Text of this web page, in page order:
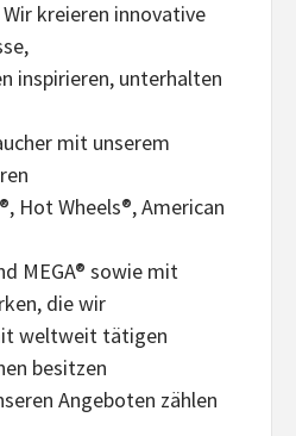
kreieren innovative
inspirieren, unterhalten
mit unserem
Hot Wheels®, American
MEGA® sowie mit
die wir
weltweit tätigen
besitzen
Angeboten zählen